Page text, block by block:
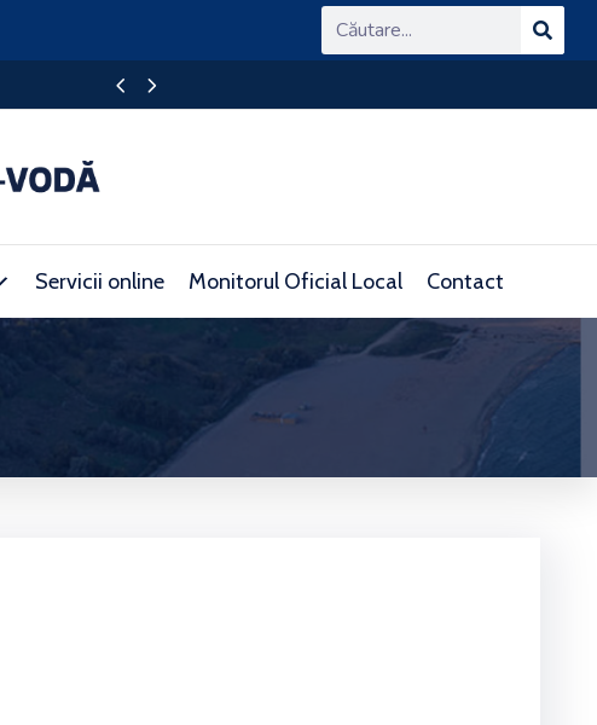
Servicii online Monitorul Oficial Local Contact